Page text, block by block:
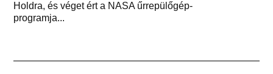
Holdra, és véget ért a NASA űrrepülőgép-
programja...